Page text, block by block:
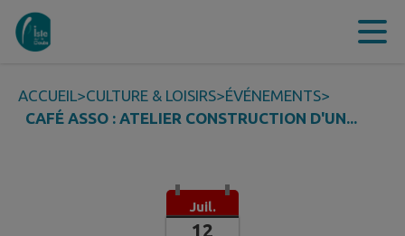
Contenu
ACCUEIL>CULTURE & LOISIRS>ÉVÉNEMENTS>
CAFÉ ASSO : ATELIER CONSTRUCTION D'UN...
Juil.
12